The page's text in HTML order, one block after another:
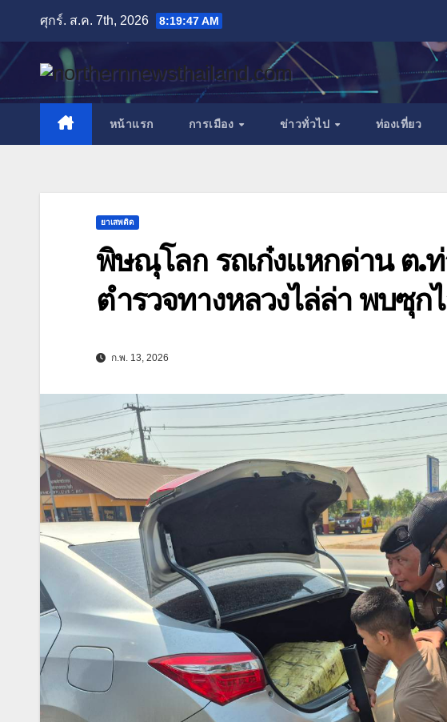
content
ศุกร์. ส.ค. 7th, 2026 8:19:49 AM
หน้าแรก การเมือง ข่าวทั่วไป ท่องเที่ยว
ยาเสพติด
พิษณุโลก รถเก๋งแหกด่าน ต.ท่
ตำรวจทางหลวงไล่ล่า พบซุก
ก.พ. 13, 2026